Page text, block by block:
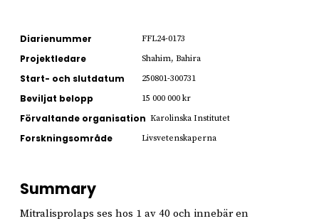
Diarienummer FFL24-0173
Projektledare Shahim, Bahira
Start- och slutdatum 250801-300731
Beviljat belopp 15 000 000 kr
Förvaltande organisation Karolinska Institutet
Forskningsområde Livsvetenskaperna
Summary
Mitralisprolaps ses hos 1 av 40 och innebär en